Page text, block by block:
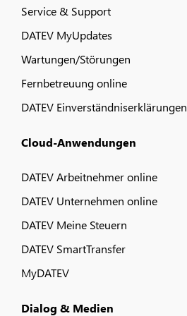
Service & Support
DATEV MyUpdates
Wartungen/Störungen
Fernbetreuung online
DATEV Einverständniserklärungen
Cloud-Anwendungen
DATEV Arbeitnehmer online
DATEV Unternehmen online
DATEV Meine Steuern
DATEV SmartTransfer
MyDATEV
Dialog & Medien